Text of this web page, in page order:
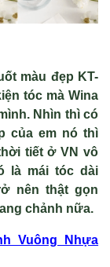
màu đẹp KT-
tóc mà Wina
Nhìn thì có
của em nó thì
tiết ở VN vô
là mái tóc dài
nên thật gọn
chảnh nữa.
Vuông Nhựa